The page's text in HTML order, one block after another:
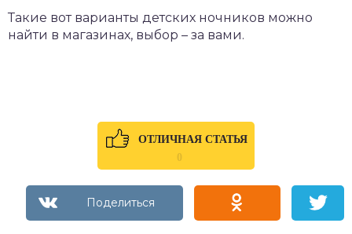
Такие вот варианты детских ночников можно
найти в магазинах, выбор – за вами.
ОТЛИЧНАЯ СТАТЬЯ
0